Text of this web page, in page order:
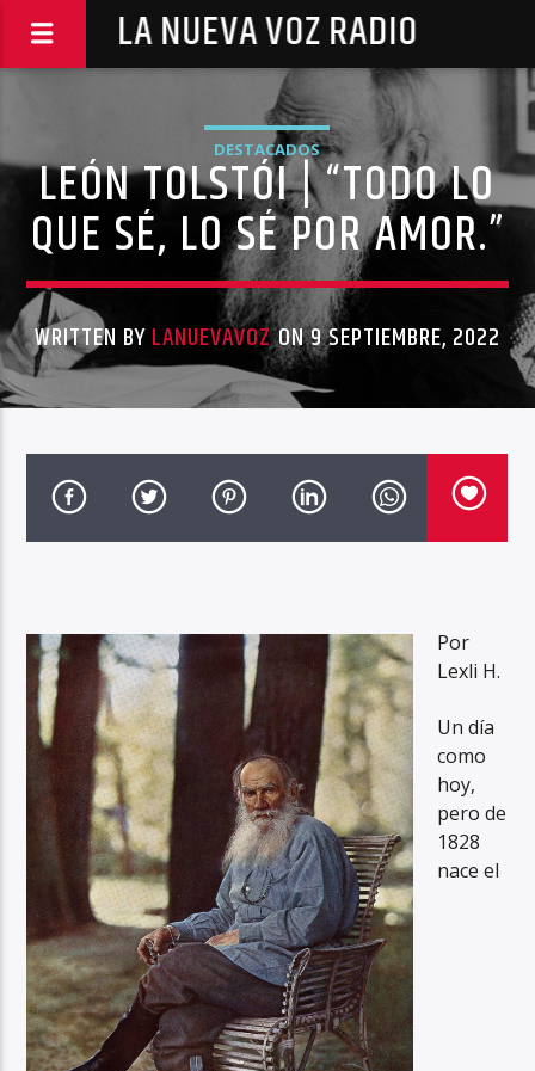
LA NUEVA VOZ RADIO
DESTACADOS
LEÓN TOLSTÓI | “TODO LO
QUE SÉ, LO SÉ POR AMOR.”
WRITTEN BYLANUEVAVOZON 9 SEPTIEMBRE, 2022
Por
Lexli H.
Un día
como
hoy,
pero de
1828
nace el